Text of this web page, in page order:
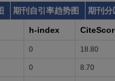
期刊自引率趋势图
期刊分
h-index
0 18.80
0 8.70